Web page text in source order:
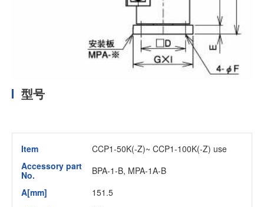
型号
Item
CCP1-50K(-Z)~ CCP1-100K(-Z) use
Accessory part
No.
BPA-1-B, MPA-1A-B
A[mm]
151.5